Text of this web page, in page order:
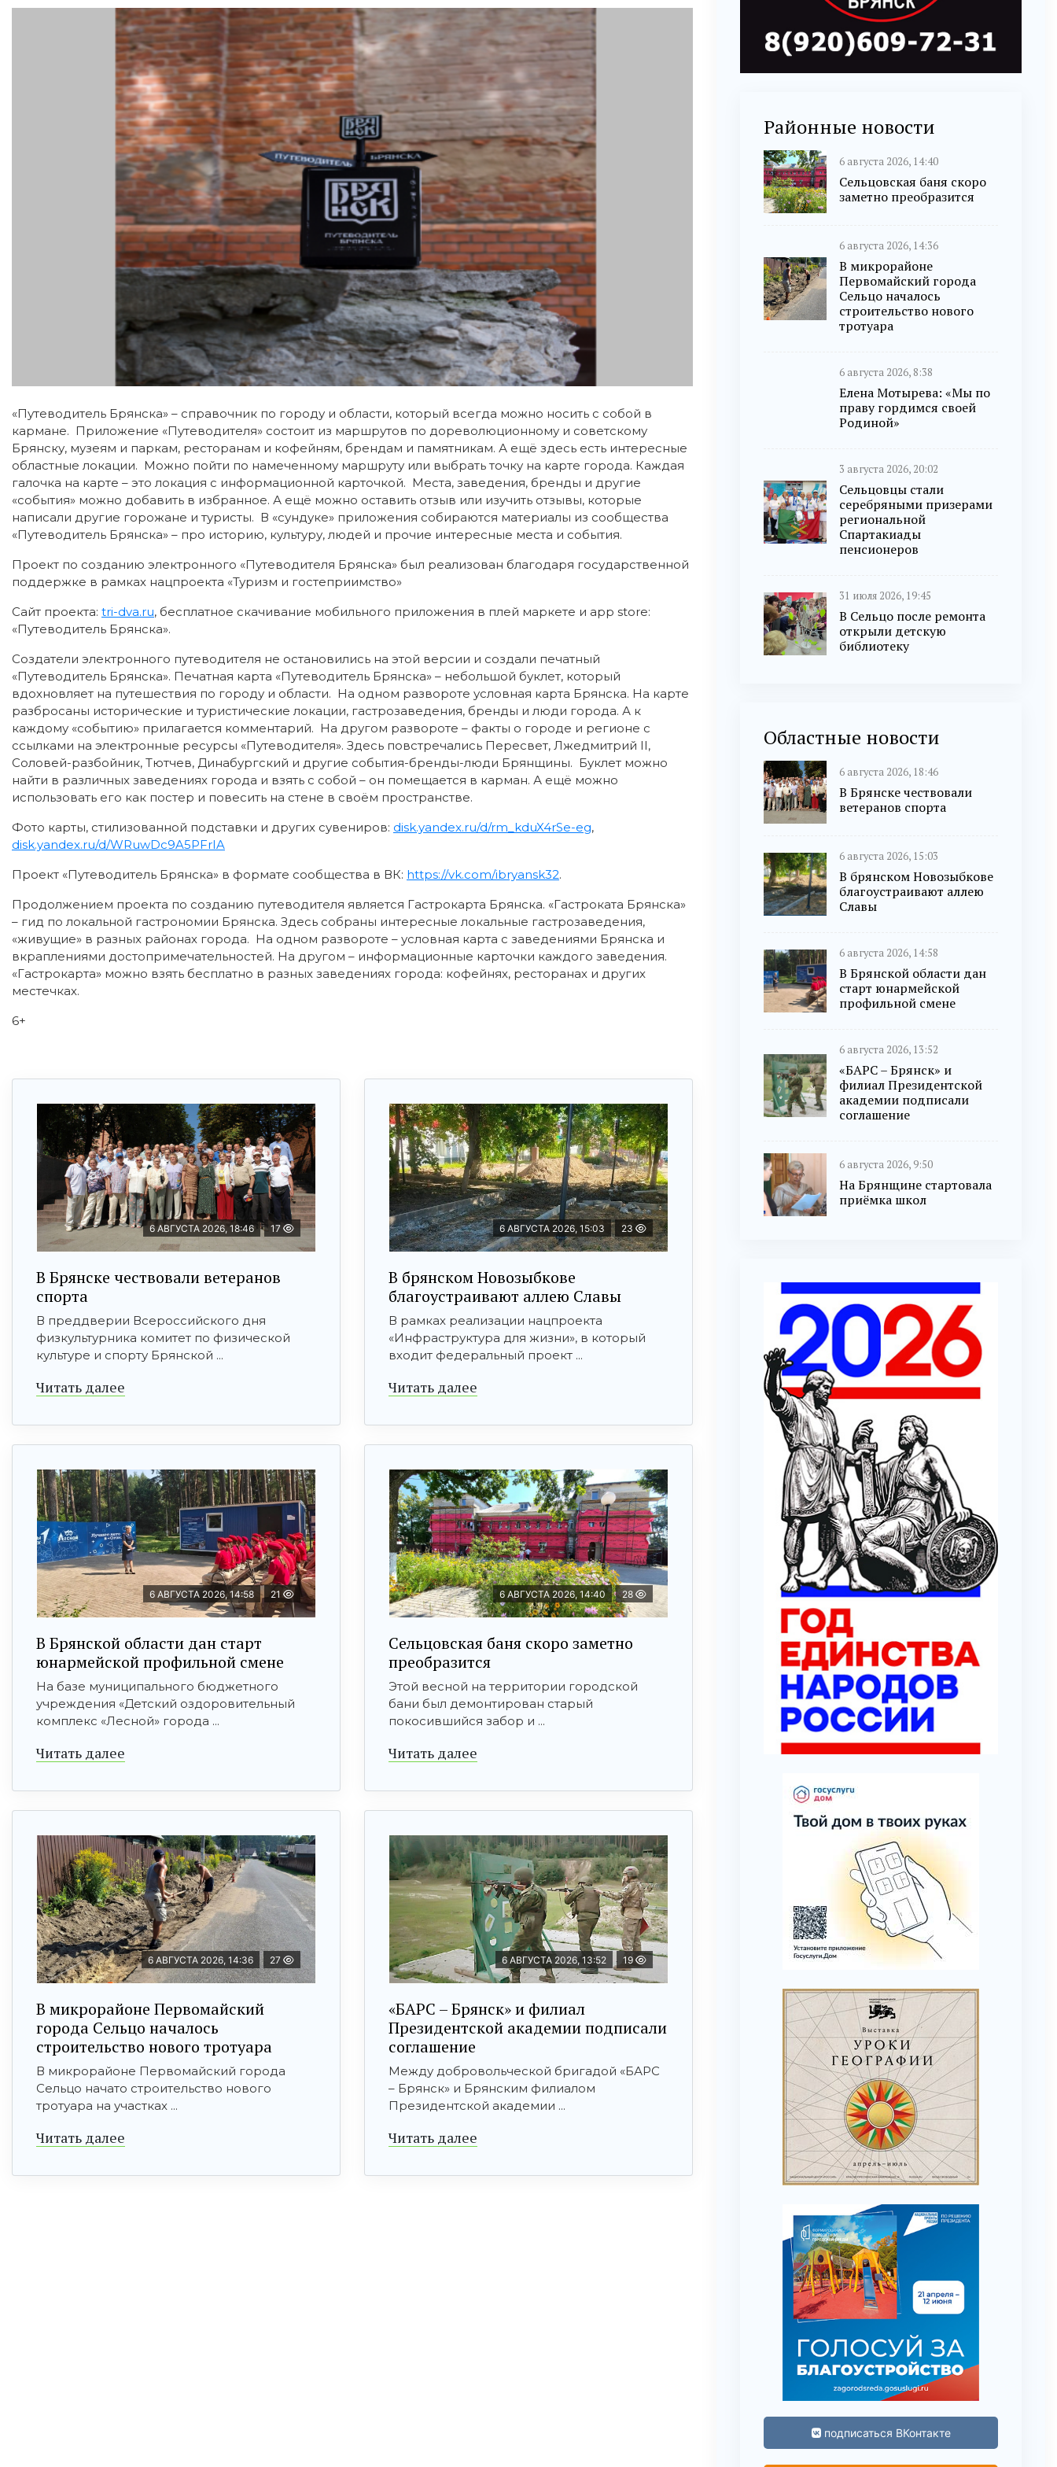
«Путеводитель Брянска» – справочник по городу и области, который всегда можно носить с собой в
кармане. Приложение «Путеводителя» состоит из маршрутов по дореволюционному и советскому
Брянску, музеям и паркам, ресторанам и кофейням, брендам и памятникам. А ещё здесь есть интересные
областные локации. Можно пойти по намеченному маршруту или выбрать точку на карте города. Каждая
галочка на карте – это локация с информационной карточкой. Места, заведения, бренды и другие
«события» можно добавить в избранное. А ещё можно оставить отзыв или изучить отзывы, которые
написали другие горожане и туристы. В «сундуке» приложения собираются материалы из сообщества
«Путеводитель Брянска» – про историю, культуру, людей и прочие интересные места и события.
Проект по созданию электронного «Путеводителя Брянска» был реализован благодаря государственной
поддержке в рамках нацпроекта «Туризм и гостеприимство»
Сайт проекта: tri-dva.ru, бесплатное скачивание мобильного приложения в плей маркете и app store:
«Путеводитель Брянска».
Создатели электронного путеводителя не остановились на этой версии и создали печатный
«Путеводитель Брянска». Печатная карта «Путеводитель Брянска» – небольшой буклет, который
вдохновляет на путешествия по городу и области. На одном развороте условная карта Брянска. На карте
разбросаны исторические и туристические локации, гастрозаведения, бренды и люди города. А к
каждому «событию» прилагается комментарий. На другом развороте – факты о городе и регионе с
ссылками на электронные ресурсы «Путеводителя». Здесь повстречались Пересвет, Лжедмитрий II,
Соловей-разбойник, Тютчев, Динабургский и другие события-бренды-люди Брянщины. Буклет можно
найти в различных заведениях города и взять с собой – он помещается в карман. А ещё можно
использовать его как постер и повесить на стене в своём пространстве.
Фото карты, стилизованной подставки и других сувениров: disk.yandex.ru/d/rm_kduX4rSe-eg,
disk.yandex.ru/d/WRuwDc9A5PFrIA
Проект «Путеводитель Брянска» в формате сообщества в ВК: https://vk.com/ibryansk32.
Продолжением проекта по созданию путеводителя является Гастрокарта Брянска. «Гастроката Брянска»
– гид по локальной гастрономии Брянска. Здесь собраны интересные локальные гастрозаведения,
«живущие» в разных районах города. На одном развороте – условная карта с заведениями Брянска и
вкраплениями достопримечательностей. На другом – информационные карточки каждого заведения.
«Гастрокарта» можно взять бесплатно в разных заведениях города: кофейнях, ресторанах и других
местечках.
6+
6 АВГУСТА 2026, 18:46 17
В Брянске чествовали ветеранов
спорта
В преддверии Всероссийского дня
физкультурника комитет по физической
культуре и спорту Брянской ...
Читать далее
6 АВГУСТА 2026, 15:03 23
В брянском Новозыбкове
благоустраивают аллею Славы
В рамках реализации нацпроекта
«Инфраструктура для жизни», в который
входит федеральный проект ...
Читать далее
6 АВГУСТА 2026, 14:58 21
В Брянской области дан старт
юнармейской профильной смене
На базе муниципального бюджетного
учреждения «Детский оздоровительный
комплекс «Лесной» города ...
Читать далее
6 АВГУСТА 2026, 14:40 28
Сельцовская баня скоро заметно
преобразится
Этой весной на территории городской
бани был демонтирован старый
покосившийся забор и ...
Читать далее
6 АВГУСТА 2026, 14:36 27
В микрорайоне Первомайский
города Сельцо началось
строительство нового тротуара
В микрорайоне Первомайский города
Сельцо начато строительство нового
тротуара на участках ...
Читать далее
6 АВГУСТА 2026, 13:52 19
«БАРС – Брянск» и филиал
Президентской академии подписали
соглашение
Между добровольческой бригадой «БАРС
– Брянск» и Брянским филиалом
Президентской академии ...
Читать далее
Районные новости
6 августа 2026, 14:40
Сельцовская баня скоро
заметно преобразится
6 августа 2026, 14:36
В микрорайоне
Первомайский города
Сельцо началось
строительство нового
тротуара
6 августа 2026, 8:38
Елена Мотырева: «Мы по
праву гордимся своей
Родиной»
3 августа 2026, 20:02
Сельцовцы стали
серебряными призерами
региональной
Спартакиады
пенсионеров
31 июля 2026, 19:45
В Сельцо после ремонта
открыли детскую
библиотеку
Областные новости
6 августа 2026, 18:46
В Брянске чествовали
ветеранов спорта
6 августа 2026, 15:03
В брянском Новозыбкове
благоустраивают аллею
Славы
6 августа 2026, 14:58
В Брянской области дан
старт юнармейской
профильной смене
6 августа 2026, 13:52
«БАРС – Брянск» и
филиал Президентской
академии подписали
соглашение
6 августа 2026, 9:50
На Брянщине стартовала
приёмка школ
подписаться ВКонтакте